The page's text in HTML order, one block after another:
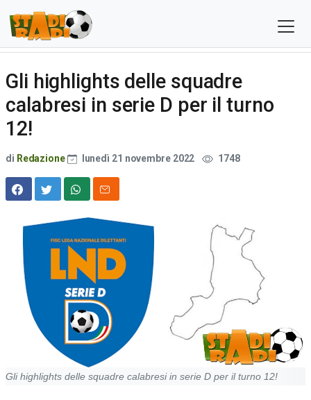
Gli highlights delle squadre
calabresi in serie D per il turno
12!
di Redazione lunedì 21 novembre 2022 1748
Gli highlights delle squadre calabresi in serie D per il turno 12!